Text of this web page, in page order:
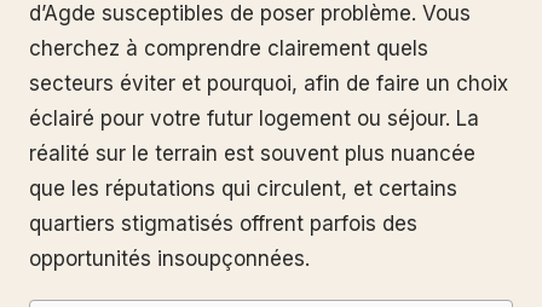
d’Agde susceptibles de poser problème. Vous
cherchez à comprendre clairement quels
secteurs éviter et pourquoi, afin de faire un choix
éclairé pour votre futur logement ou séjour. La
réalité sur le terrain est souvent plus nuancée
que les réputations qui circulent, et certains
quartiers stigmatisés offrent parfois des
opportunités insoupçonnées.